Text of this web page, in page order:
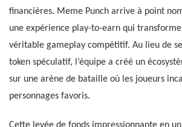
financières. Meme Punch arrive à point
une expérience play-to-earn qui
véritable gameplay compétitif. Au lieu de
token spéculatif, l’équipe a créé un
sur une arène de bataille où les joueurs
personnages favoris.
Cette levée de fonds impressionnante en